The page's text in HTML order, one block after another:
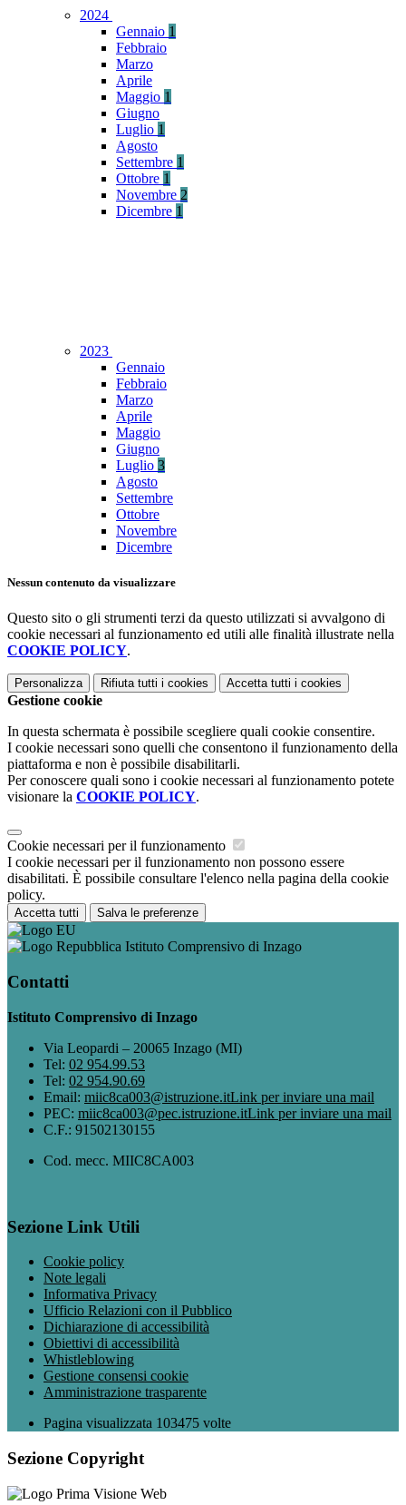
2024
Gennaio 1
Febbraio
Marzo
Aprile
Maggio 1
Giugno
Luglio 1
Agosto
Settembre 1
Ottobre 1
Novembre 2
Dicembre 1
2023
Gennaio
Febbraio
Marzo
Aprile
Maggio
Giugno
Luglio 3
Agosto
Settembre
Ottobre
Novembre
Dicembre
Nessun contenuto da visualizzare
Questo sito o gli strumenti terzi da questo utilizzati si avvalgono di
cookie necessari al funzionamento ed utili alle finalità illustrate nella
COOKIE POLICY.
Personalizza Rifiuta tutti i cookies Accetta tutti i cookies
Gestione cookie
In questa schermata è possibile scegliere quali cookie consentire.
I cookie necessari sono quelli che consentono il funzionamento della
piattaforma e non è possibile disabilitarli.
Per conoscere quali sono i cookie necessari al funzionamento potete
visionare la COOKIE POLICY.
Cookie necessari per il funzionamento
I cookie necessari per il funzionamento non possono essere
disabilitati. È possibile consultare l'elenco nella pagina della cookie
policy.
Accetta tutti Salva le preferenze
Istituto Comprensivo di Inzago
Contatti
Istituto Comprensivo di Inzago
Via Leopardi – 20065 Inzago (MI)
Tel: 02 954.99.53
Tel: 02 954.90.69
Email: miic8ca003@istruzione.itLink per inviare una mail
PEC: miic8ca003@pec.istruzione.itLink per inviare una mail
C.F.: 91502130155
Cod. mecc. MIIC8CA003
Sezione Link Utili
Cookie policy
Note legali
Informativa Privacy
Ufficio Relazioni con il Pubblico
Dichiarazione di accessibilità
Obiettivi di accessibilità
Whistleblowing
Gestione consensi cookie
Amministrazione trasparente
Pagina visualizzata 103475 volte
Sezione Copyright